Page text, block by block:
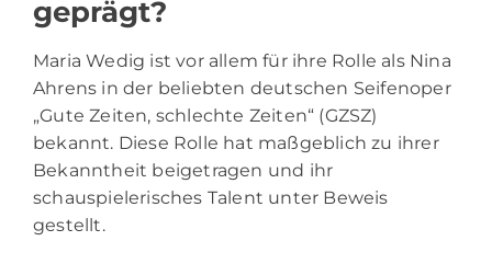
geprägt?
Maria Wedig ist vor allem für ihre Rolle als Nina
Ahrens in der beliebten deutschen Seifenoper
„Gute Zeiten, schlechte Zeiten“ (GZSZ)
bekannt. Diese Rolle hat maßgeblich zu ihrer
Bekanntheit beigetragen und ihr
schauspielerisches Talent unter Beweis
gestellt.